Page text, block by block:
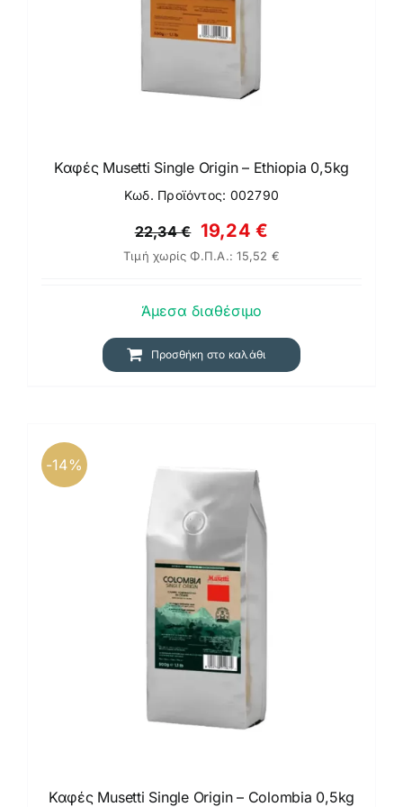
Καφές Musetti Single Origin – Ethiopia 0,5kg
Κωδ. Προϊόντος: 002790
22,34€ Original
price
22,34 €.
19,24€
τρέχουσα
19,24 €.
Τιμή χωρίς Φ.Π.Α.:15,52 €
Άμεσα διαθέσιμο
Προσθήκη στο καλάθι
-14%
Καφές Musetti Single Origin – Colombia 0,5kg